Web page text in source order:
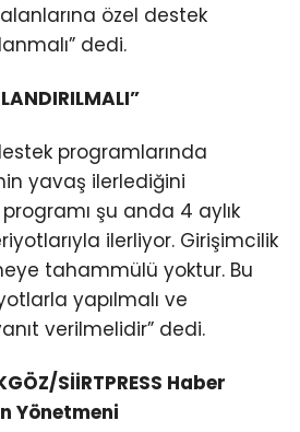
özel destek
dedi.
programlarında
yavaş ilerlediğini
şu anda 4 aylık
ilerliyor. Girişimcilik
tahammülü yoktur. Bu
yapılmalı ve
verilmelidir” dedi.
SİİRTPRESS Haber
Yönetmeni